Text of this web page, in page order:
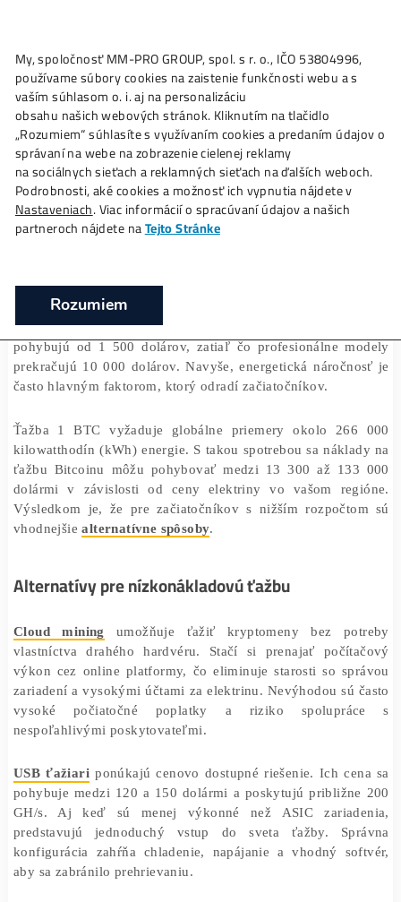
Ako toFunguje? Oplatí saŤažba? Zisky TU
Ako sa zapojiť do ťažby kryptomien bez
drahého hardvéru
Domov ❯ Články ❯ Ako sa zapojiť do ťažby kryptomien
hardvéru
Moderná ťažba kryptomien
vysoké počiatočné náklady na hardvér a energiu.
magazínuCointelegraph , základné ťažobné
pohybujú od 1 500 dolárov, zatiaľ čo profesionálne
často hlavným faktorom, ktorý odradí začiatočníkov.
Ťažba 1 BTC vyžaduje globálne priemery okolo
kilowatthodín (kWh) energie. S takou spotrebou sa
ťažbu Bitcoinu môžu pohybovať medzi 13 300 až
vhodnejšiealternatívne spôsoby.
Alternatívy pre nízkonákladovú ťažbu
Cloud miningumožňuje ťažiť kryptomeny bez
vlastníctva drahého hardvéru. Stačí si prenajať
zariadení a vysokými účtami za elektrinu. Nevýhodou sú
vysoké počiatočné poplatky a riziko
nespoľahlivými poskytovateľmi.
USB ťažiariponúkajú cenovo dostupné riešenie. Ich
My, spoločnosť MM-PRO GROUP, spol. s r. o., IČO
používame súbory cookies na zaistenie funkčnosti webu a
vaším súhlasom o. i. aj na personalizáciu
obsahu našich webových stránok. Kliknutím na tlačidlo
„Rozumiem“ súhlasíte s využívaním cookies a predaním
správaní na webe na zobrazenie cielenej reklamy
na sociálnych sieťach a reklamných sieťach na ďalších
Podrobnosti, aké cookies a možnosť ich vypnutia nájdete v
Nastaveniach. Viac informácií o spracúvaní údajov a našich
Rozumiem